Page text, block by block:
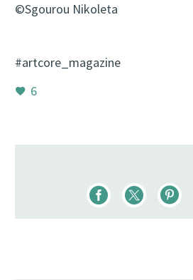
©Sgourou Nikoleta
#artcore_magazine
6